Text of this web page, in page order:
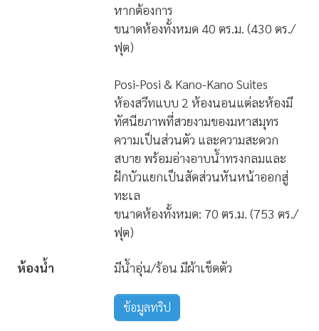
หากต้องการ
ขนาดห้องทั้งหมด 40 ตร.ม. (430 ตร./
ฟุต)
Posi-Posi & Kano-Kano Suites
ห้องสวีทแบบ 2 ห้องนอนแต่ละห้องมี
ทัศนียภาพที่สวยงามของมหาสมุทร
ความเป็นส่วนตัว และความสะดวก
สบาย พร้อมอ่างอาบน้ำทรงกลมและ
ฝักบัวแยกเป็นสัดส่วนหันหน้าออกสู่
ทะเล
ขนาดห้องทั้งหมด: 70 ตร.ม. (753 ตร./
ฟุต)
ห้องน้ำ มีน้ำอุ่น/ร้อน มีผ้าเช็ดตัว
ข้อมูลทริป